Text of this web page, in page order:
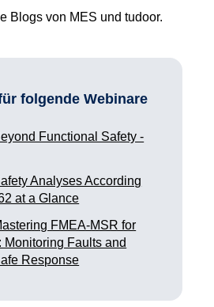
Blogs von MES und tudoor.
folgende Webinare
Functional Safety -
Analyses According
at a Glance
FMEA‑MSR for
Monitoring Faults and
Response